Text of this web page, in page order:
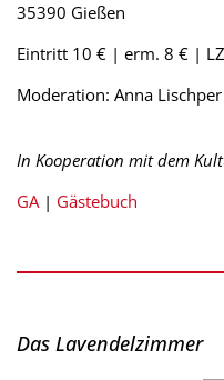
35390 Gießen
Eintritt 10 € | erm. 8 € |
Moderation: Anna Lischper
In Kooperation mit dem
GA| Gästebuch
Das Lavendelzimmer